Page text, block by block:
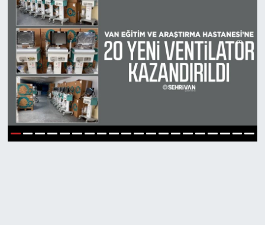
12:31 |Van Gölü’nde korku dolu anlar! 58 yaşındaki
11:58 |Rojin Kabaiş dosyasında flaş gelişme! 10 kişi